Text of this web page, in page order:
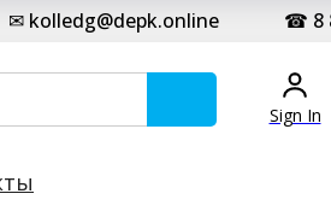
✉ kolledg@depk.online ☎ 8
Sign In